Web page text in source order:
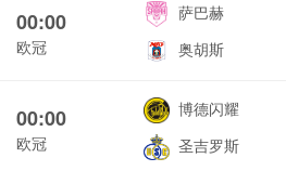
00:00
欧冠
萨巴赫
奥胡斯
00:00
欧冠
博德闪耀
圣吉罗斯